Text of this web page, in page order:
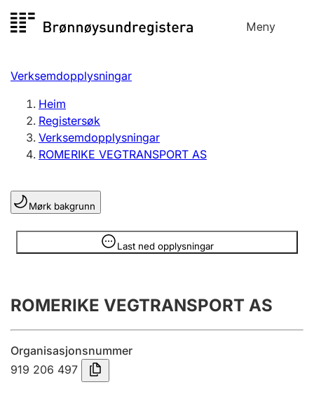
til
Meny
Registersøk
Aksjeselskap
Enkeltpersonføretak
Registrere, endre, slette
Lag og foreining
Registrere, endre, slette
Innsending og forseinkingsgebyr
Verksemdopplysningar
Heim
Registersøk
Verksemdopplysningar
ROMERIKE VEGTRANSPORT AS
Mørk bakgrunn
Last ned opplysningar
Opplysninger er skjult
ROMERIKE VEGTRANSPORT AS
Organisasjonsnummer
919 206 497